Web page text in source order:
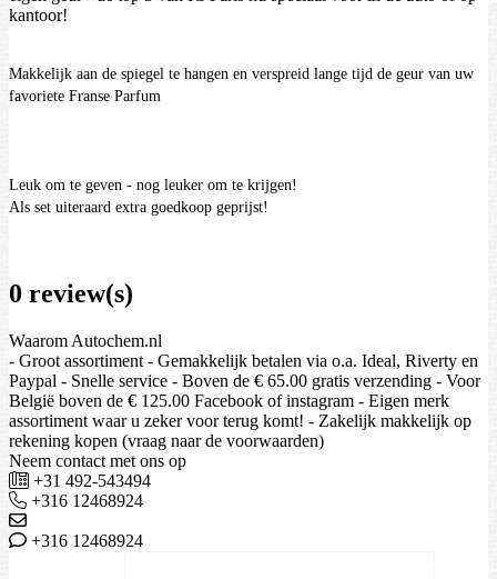
kantoor!
Makkelijk aan de spiegel te hangen en verspreid lange tijd de geur van uw
favoriete Franse Parfum
Leuk om te geven - nog leuker om te krijgen!
Als set uiteraard extra goedkoop geprijst!
0 review(s)
Waarom Autochem.nl
- Groot assortiment - Gemakkelijk betalen via o.a. Ideal, Riverty en
Paypal - Snelle service - Boven de € 65.00 gratis verzending - Voor
België boven de € 125.00 Facebook of instagram - Eigen merk
assortiment waar u zeker voor terug komt! - Zakelijk makkelijk op
rekening kopen (vraag naar de voorwaarden)
Neem contact met ons op
+31 492-543494
+316 12468924
+316 12468924